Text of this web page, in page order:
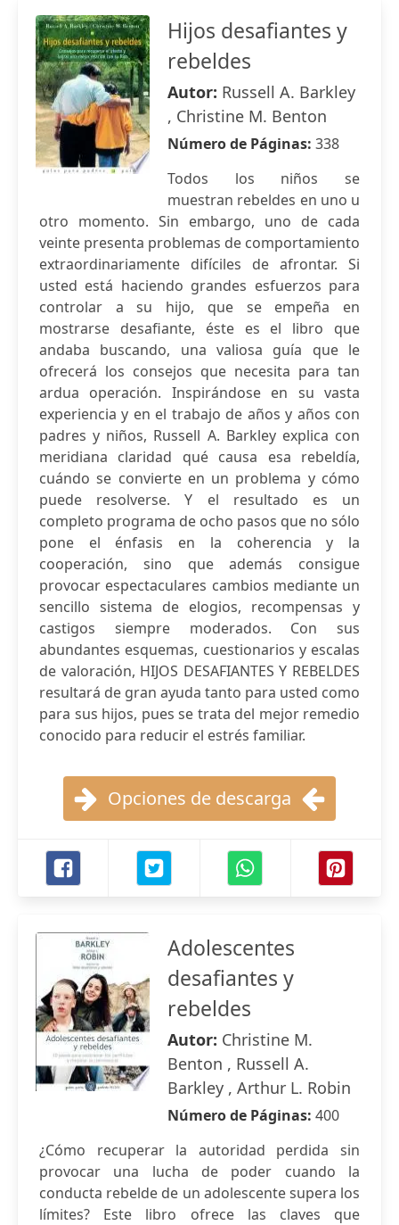
Hijos desafiantes y
rebeldes
Autor: Russell A. Barkley
, Christine M. Benton
Número de Páginas: 338
Todos los niños se
muestran rebeldes en uno u
otro momento. Sin embargo, uno de cada
veinte presenta problemas de comportamiento
extraordinariamente difíciles de afrontar. Si
usted está haciendo grandes esfuerzos para
controlar a su hijo, que se empeña en
mostrarse desafiante, éste es el libro que
andaba buscando, una valiosa guía que le
ofrecerá los consejos que necesita para tan
ardua operación. Inspirándose en su vasta
experiencia y en el trabajo de años y años con
padres y niños, Russell A. Barkley explica con
meridiana claridad qué causa esa rebeldía,
cuándo se convierte en un problema y cómo
puede resolverse. Y el resultado es un
completo programa de ocho pasos que no sólo
pone el énfasis en la coherencia y la
cooperación, sino que además consigue
provocar espectaculares cambios mediante un
sencillo sistema de elogios, recompensas y
castigos siempre moderados. Con sus
abundantes esquemas, cuestionarios y escalas
de valoración, HIJOS DESAFIANTES Y REBELDES
resultará de gran ayuda tanto para usted como
para sus hijos, pues se trata del mejor remedio
conocido para reducir el estrés familiar.
Opciones de descarga
Adolescentes
desafiantes y
rebeldes
Autor: Christine M.
Benton , Russell A.
Barkley , Arthur L. Robin
Número de Páginas: 400
¿Cómo recuperar la autoridad perdida sin
provocar una lucha de poder cuando la
conducta rebelde de un adolescente supera los
límites? Este libro ofrece las claves que